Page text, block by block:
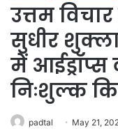
उत्तम
सुधीर शुक्ला
में
निःशुल्क
padtal May 21,